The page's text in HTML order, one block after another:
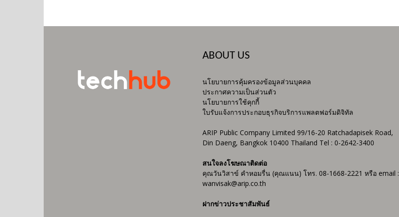
ABOUT US
นโยบายการคุ้มครองข้อมูลส่วนบุคคล
ประกาศความเป็นส่วนตัว
นโยบายการใช้คุกกี้
ใบรับแจ้งการประกอบธุรกิจบริการแพลตฟอร์มดิจิทัล
ARIP Public Company Limited 99/16-20 Ratchadapisek Road,
Din Daeng, Bangkok 10400 Thailand Tel : 0-2642-3400
สนใจลงโฆษณาติดต่อ
คุณวันวิสาข์ คำหอมรื่น (คุณแนน) โทร. 08-1668-2221 หรือ email :
wanvisak@arip.co.th
ฝากข่าวประชาสัมพันธ์